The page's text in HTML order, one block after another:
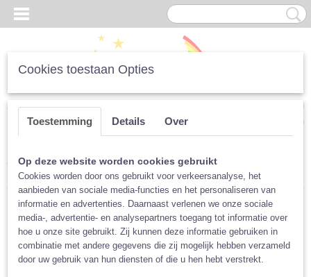
Inloggen Registreren
(0)
Home >Luiers>Overbroekjes>Overbroekjes PUL
OneSize>XKKO OneSize overbroekje Schaapjes
Cookies toestaan Opties
Toestemming Details Over
Op deze website worden cookies gebruikt
Cookies worden door ons gebruikt voor verkeersanalyse, het
aanbieden van sociale media-functies en het personaliseren van
informatie en advertenties. Daarnaast verlenen we onze sociale
media-, advertentie- en analysepartners toegang tot informatie over
hoe u onze site gebruikt. Zij kunnen deze informatie gebruiken in
combinatie met andere gegevens die zij mogelijk hebben verzameld
door uw gebruik van hun diensten of die u hen hebt verstrekt.